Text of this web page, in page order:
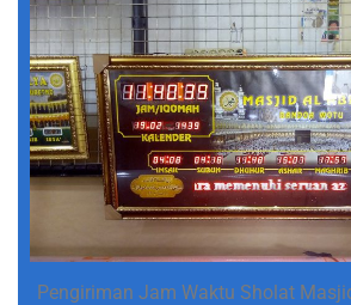
Pengiriman Jam Waktu Sholat